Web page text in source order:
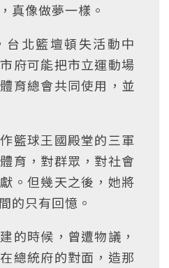
真像做夢一樣。
台北籃壇頓失活動中
府可能把市立運動場
育總會共同使用，並
籃球王國殿堂的三軍
育，對群眾，對社會
。但幾天之後，她將
的只有回憶。
的時候，曾遭物議，
總統府的對面，造那